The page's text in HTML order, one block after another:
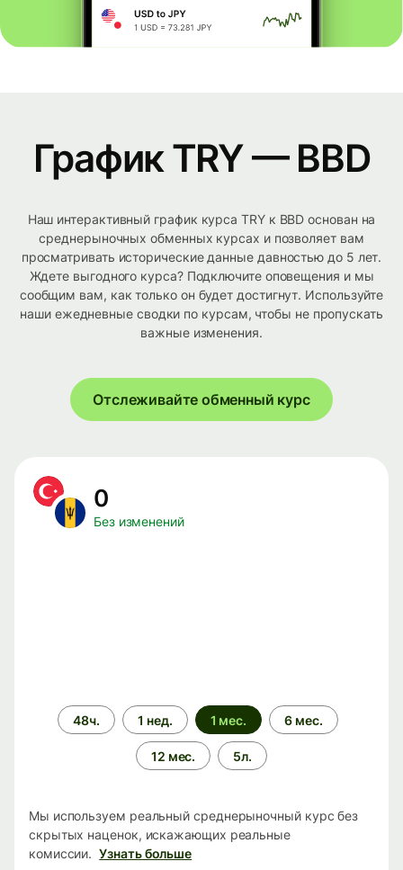
График TRY — BBD
Наш интерактивный график курса TRY к BBD основан на
среднерыночных обменных курсах и позволяет вам
просматривать исторические данные давностью до 5 лет.
Ждете выгодного курса? Подключите оповещения и мы
сообщим вам, как только он будет достигнут. Используйте
наши ежедневные сводки по курсам, чтобы не пропускать
важные изменения.
Отслеживайте обменный курс
0
Без изменений
Период
времени
48ч. 1 нед. 1 мес. 6 мес.
12 мес. 5л.
Мы используем реальный среднерыночный курс без
скрытых наценок, искажающих реальные
комиссии. Узнать больше